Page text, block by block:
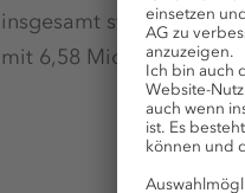
insgesamt stabil mit
mit 6,58 Mio. t